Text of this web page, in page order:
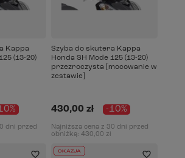
Kappa
(13-20)
dni przed
Szyba do skutera Kappa
Honda SH Mode 125 (13-20)
przezroczysta [mocowanie w
zestawie]
430,00 zł -10%
Najniższa cena z 30 dni przed
obniżką: 430,00 zł
OKAZJA